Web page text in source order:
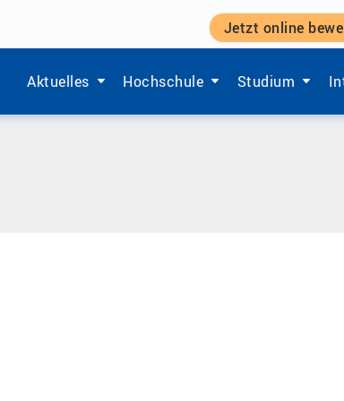
Jetzt online
Aktuelles
Zeige Menü-Unterpunkte von 'Aktuelles'.
Hochschule
Zeige Menü-Unterpunkte von
Studium
Zeige Menü-